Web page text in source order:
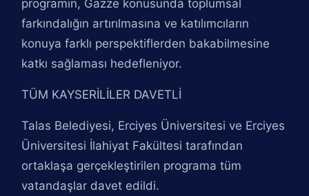
programın, Gazze konusunda toplumsal
farkındalığın artırılmasına ve katılımcıların
konuya farklı perspektiflerden bakabilmesine
katkı sağlaması hedefleniyor.
TÜM KAYSERİLİLER DAVETLİ
Talas Belediyesi, Erciyes Üniversitesi ve Erciyes
Üniversitesi İlahiyat Fakültesi tarafından
ortaklaşa gerçekleştirilen programa tüm
vatandaşlar davet edildi.